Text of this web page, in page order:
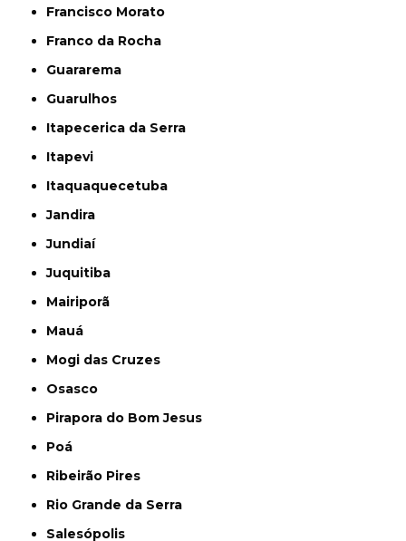
Francisco Morato
Franco da Rocha
Guararema
Guarulhos
Itapecerica da Serra
Itapevi
Itaquaquecetuba
Jandira
Jundiaí
Juquitiba
Mairiporã
Mauá
Mogi das Cruzes
Osasco
Pirapora do Bom Jesus
Poá
Ribeirão Pires
Rio Grande da Serra
Salesópolis